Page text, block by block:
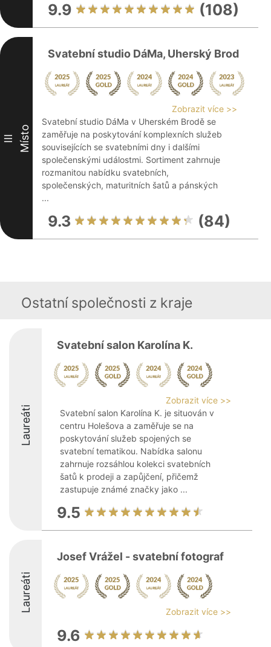
9.9 (108)
III Místo
Svatební studio DáMa, Uherský Brod
Zobrazit více >>
Svatební studio DáMa v Uherském Brodě se
zaměřuje na poskytování komplexních služeb
souvisejících se svatebními dny i dalšími
společenskými událostmi. Sortiment zahrnuje
rozmanitou nabídku svatebních,
společenských, maturitních šatů a pánských
...
9.3 (84)
Ostatní společnosti z kraje
Laureáti
Svatební salon Karolína K.
Zobrazit více >>
Svatební salon Karolína K. je situován v
centru Holešova a zaměřuje se na
poskytování služeb spojených se
svatební tematikou. Nabídka salonu
zahrnuje rozsáhlou kolekci svatebních
šatů k prodeji a zapůjčení, přičemž
zastupuje známé značky jako ...
9.5
Laureáti
Josef Vrážel - svatební fotograf
Zobrazit více >>
9.6